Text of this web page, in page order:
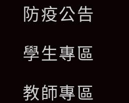
防疫公告
學生專區
教師專區